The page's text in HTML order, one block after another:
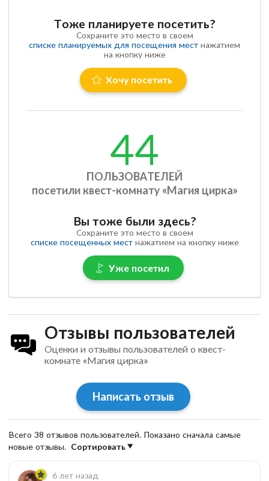
Тоже планируете посетить?
Сохраните это место в своем
списке планируемых для посещения мест нажатием
на кнопку ниже
Хочу посетить
44
ПОЛЬЗОВАТЕЛЕЙ
посетили квест-комнату «Магия цирка»
Вы тоже были здесь?
Сохраните это место в своем
списке посещенных местнажатием на кнопку ниже
Уже посетил
Отзывы пользователей
Оценки и отзывы пользователей о квест-
комнате «Магия цирка»
Написать отзыв
Всего 38 отзывов пользователей. Показано сначала самые
новые отзывы. Сортировать
6 лет назад